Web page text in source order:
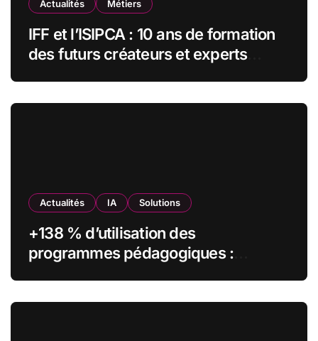
Actualités Métiers
IFF et l’ISIPCA : 10 ans de formation
des futurs créateurs et experts
Actualités IA Solutions
+138 % d’utilisation des
programmes pédagogiques :